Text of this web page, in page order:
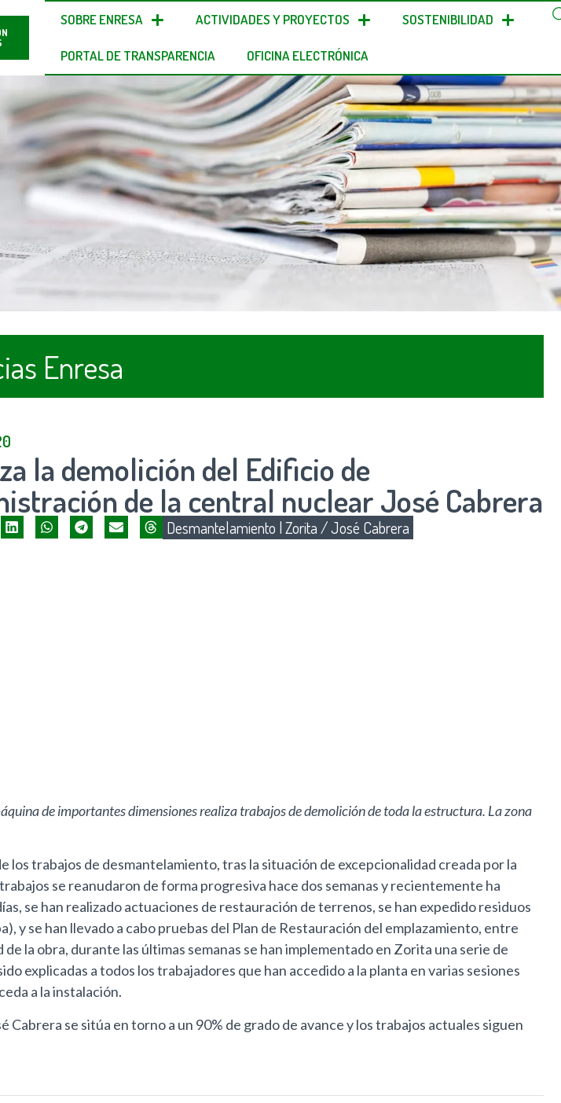
SOBRE ENRESA ACTIVIDADES Y PROYECTOS SOSTENIBILIDAD
PORTAL DE TRANSPARENCIA OFICINA ELECTRÓNICA
Enresa
la demolición del Edificio de
de la central nuclear José Cabrera
Desmantelamiento |Zorita / José Cabrera
de importantes dimensiones realiza trabajos de demolición de toda la estructura. La zona
trabajos de desmantelamiento, tras la situación de excepcionalidad creada por la
se reanudaron de forma progresiva hace dos semanas y recientemente ha
se han realizado actuaciones de restauración de terrenos, se han expedido residuos
y se han llevado a cabo pruebas del Plan de Restauración del emplazamiento, entre
la obra, durante las últimas semanas se han implementado en Zorita una serie de
explicadas a todos los trabajadores que han accedido a la planta en varias sesiones
a la instalación.
se sitúa en torno a un 90% de grado de avance y los trabajos actuales siguen